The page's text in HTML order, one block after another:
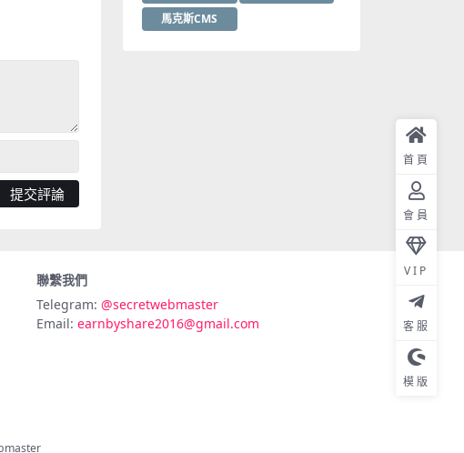
馬克斯CMS
聯繫我們
Telegram: @secretwebmaster
Email: earnbyshare2016@gmail.com
首頁
會員
VIP
客服
模版